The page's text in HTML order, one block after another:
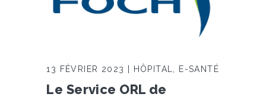
13 FÉVRIER 2023 | HÔPITAL, E-SANTÉ
Le Service ORL de